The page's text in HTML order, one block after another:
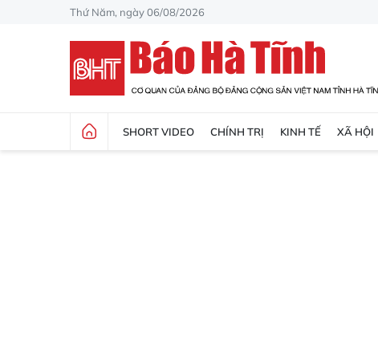
Thứ Năm, ngày 06/08/2026
SHORT VIDEO CHÍNH TRỊ KINH TẾ XÃ HỘI